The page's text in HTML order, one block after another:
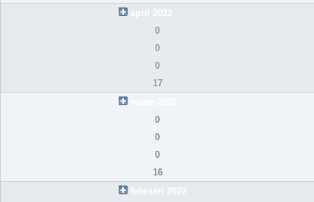
april 2022
0
0
0
17
0
0
0
16
februari 2022